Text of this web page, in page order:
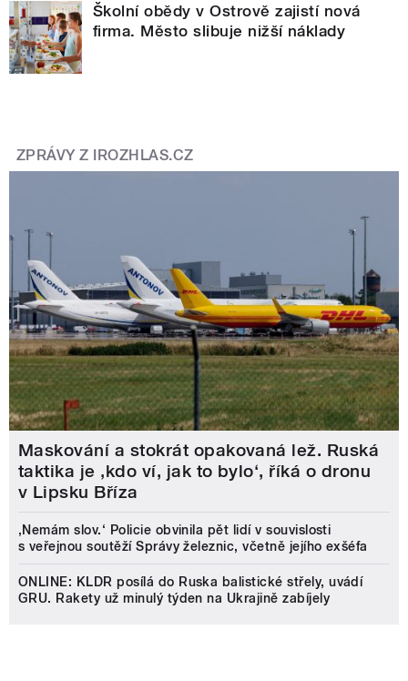
Školní obědy v Ostrově zajistí nová
firma. Město slibuje nižší náklady
ZPRÁVY Z IROZHLAS.CZ
Maskování a stokrát opakovaná lež. Ruská
taktika je ‚kdo ví, jak to bylo‘, říká o dronu
v Lipsku Bříza
‚Nemám slov.‘ Policie obvinila pět lidí v souvislosti
s veřejnou soutěží Správy železnic, včetně jejího exšéfa
ONLINE: KLDR posílá do Ruska balistické střely, uvádí
GRU. Rakety už minulý týden na Ukrajině zabíjely